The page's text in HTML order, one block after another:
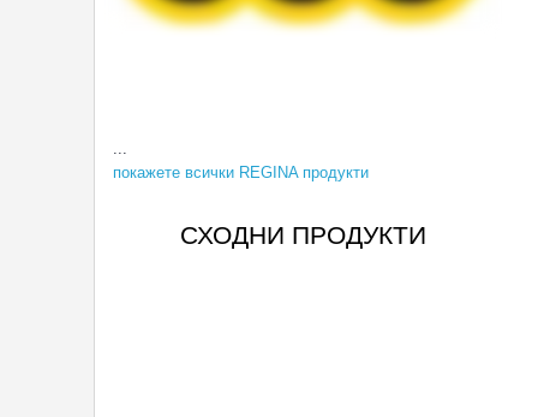
покажете всички REGINA продукти
СХОДНИ ПРОДУКТИ